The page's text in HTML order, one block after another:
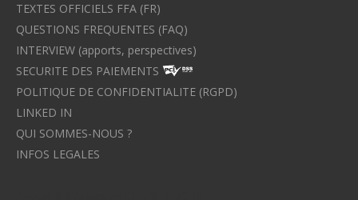
TEXTES OFFICIELS FFA (FR)
QUESTIONS FREQUENTES (FAQ)
INTERVIEW (apports, perspectives)
SECURITE DES PAIEMENTS
POLITIQUE DE CONFIDENTIALITE (RGPD)
LINKED IN
QUI SOMMES-NOUS ?
INFOS LEGALES